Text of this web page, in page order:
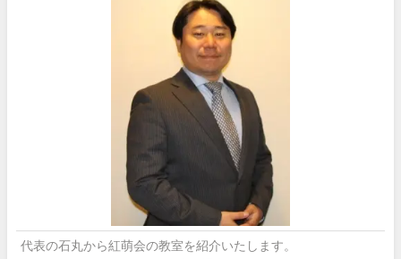
代表の石丸から紅萌会の教室を紹介いたします。